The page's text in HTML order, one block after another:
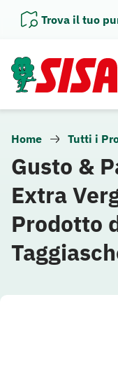
Trova il tuo
Home Tutti i
Gusto &
Extra
Prodotto